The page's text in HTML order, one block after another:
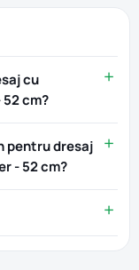
cu
cm?
pentru dresaj
- 52 cm?